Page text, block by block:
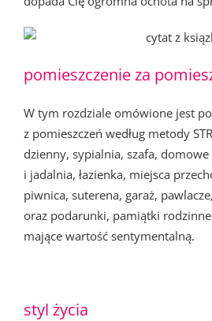
pomieszczenie za
W tym rozdziale omówione jest
z pomieszczeń według metody
dzienny, sypialnia, szafa,
i jadalnia, łazienka, miejsca
piwnica, suterena, garaż,
oraz podarunki, pamiątki
mające wartość sentymentalną.
styl życia